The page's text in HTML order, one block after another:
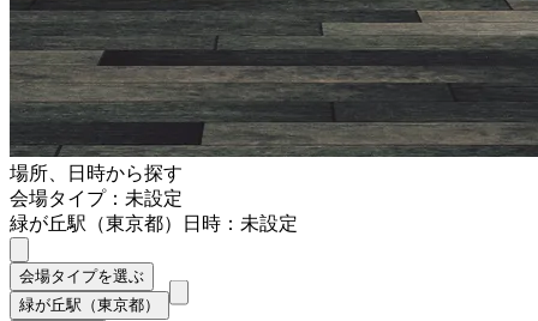
場所、日時から探す
会場タイプ：未設定
緑が丘駅（東京都）
日時：未設定
会場タイプを選ぶ
緑が丘駅（東京都）